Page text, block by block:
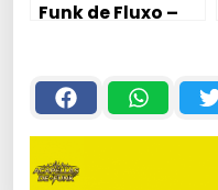
Funk de Fluxo –
14,90